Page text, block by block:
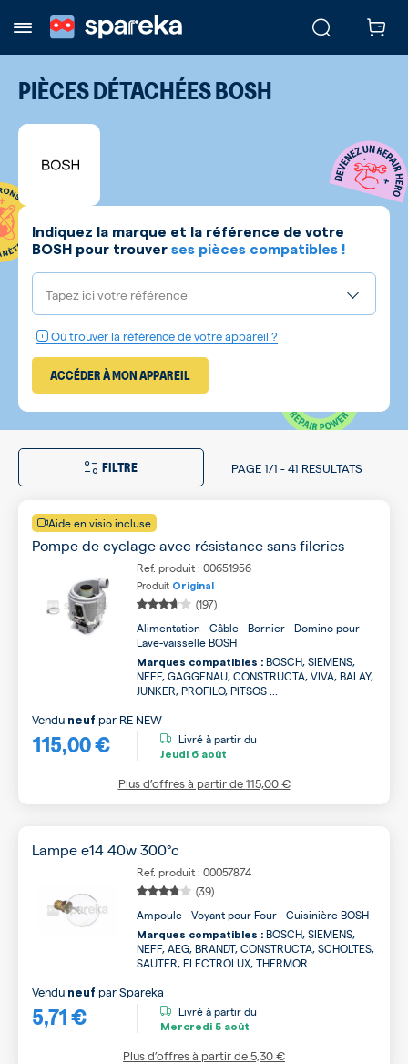
PIÈCES DÉTACHÉESBOSH
Indiquez la marque et la référence de votre
BOSH pour trouver ses pièces compatibles !
Tapez ici votre référence
Où trouver la référence de votre appareil ?
ACCÉDER À MON APPAREIL
FILTRE PAGE1/1 -41 RESULTATS
Aide en visio incluse
Pompe de cyclage avec résistance sans fileries
Ref. produit : 00651956
Produit Original
(197)
Alimentation - Câble - Bornier - Domino pour
Lave-vaisselle BOSH
Marques compatibles : BOSCH, SIEMENS,
NEFF, GAGGENAU, CONSTRUCTA, VIVA, BALAY,
JUNKER, PROFILO, PITSOS ...
115,00 €
Vendu neuf par RE NEW
Livré à partir du
Jeudi 6 août
Plus d’offres à partir de115,00 €
Lampe e14 40w 300°c
Ref. produit : 00057874
(39)
Ampoule - Voyant pour Four - Cuisinière BOSH
Marques compatibles : BOSCH, SIEMENS,
NEFF, AEG, BRANDT, CONSTRUCTA, SCHOLTES,
SAUTER, ELECTROLUX, THERMOR ...
5,71 €
Vendu neuf parSpareka
Livré à partir du
Mercredi 5 août
Plus d’offres à partir de5,30 €